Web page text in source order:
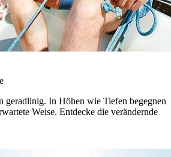
geradlinig. In Höhen wie Tiefen begegnen
Weise. Entdecke die verändernde